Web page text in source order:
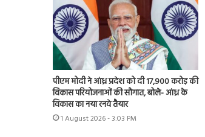
पीएम मोदी ने आंध्र प्रदेश को दी 17,900 करोड़ की
विकास परियोजनाओं की सौगात, बोले- आंध्र के
विकास का नया रनवे तैयार
1 August 2026 - 3:03 PM